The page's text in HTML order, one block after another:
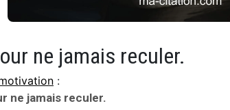
ne jamais reculer.
:
ne jamais reculer.